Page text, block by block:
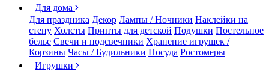
Для дома
Для праздника Декор Лампы / Ночники Наклейки на
стену Холсты Принты для детской Подушки Постельное
белье Свечи и подсвечники Хранение игрушек /
Корзины Часы / Будильники Посуда Ростомеры
Игрушки